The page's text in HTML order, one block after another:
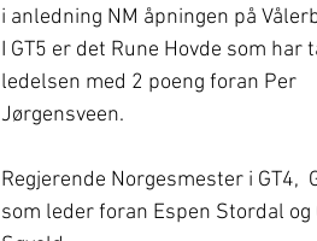
i anledning NM åpningen på
I GT5 er det Rune Hovde som har
ledelsen med 2 poeng foran Per
Jørgensveen.
Regjerende Norgesmester i GT4,
som leder foran Espen Stordal og